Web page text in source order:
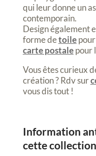
qui leur donne un
contemporain.
Design également
forme detoilepour
carte postalepour
Vous êtes curieux
création ? Rdv sur
vous dis tout !
Information
cette